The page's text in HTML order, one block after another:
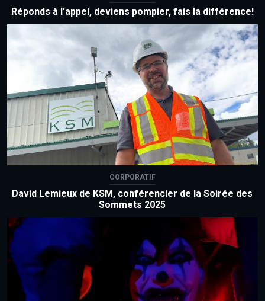
Réponds à l'appel, deviens pompier, fais la différence!
CORPORATIF
David Lemieux de KSM, conférencier de la Soirée des
Sommets 2025